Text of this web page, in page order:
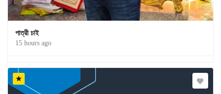
পাত্রী চাই
15 hours ago